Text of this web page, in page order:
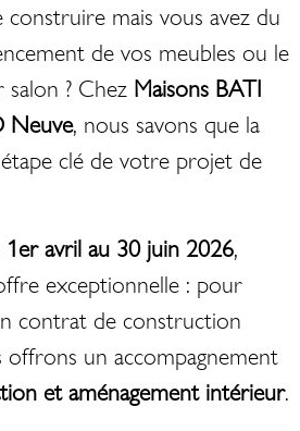
mais vous avez du
de vos meubles ou le
? Chez Maisons BATI
Neuve, nous savons que la
clé de votre projet de
1er avril au 30 juin 2026,
exceptionnelle : pour
contrat de construction
offrons un accompagnement
et aménagement intérieur.